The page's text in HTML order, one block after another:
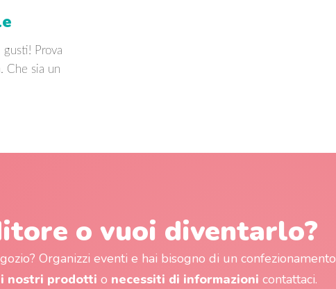
gusti! Prova
Che sia un
o vuoi diventarlo?
Organizzi eventi e hai bisogno di un confezionamento
nostri prodotti o necessiti di informazioni contattaci.